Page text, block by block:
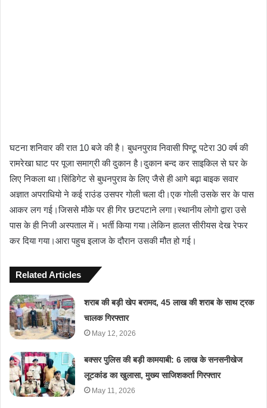
घटना शनिवार की रात 10 बजे की है। बुधनपुराव निवासी पिण्टू पटेरा 30 वर्ष की
रामरेखा घाट पर पूजा समाग्री की दुकान है।दुकान बन्द कर साइकिल से घर के
लिए निकला था।सिंडिगेट से बुधनपुराव के लिए जैसे ही आगे बढ़ा बाइक सवार
अज्ञात अपराधियो ने कई राउंड उसपर गोली चला दी।एक गोली उसके सर के पास
आकर लग गई।जिससे मौके पर ही गिर छटपटाने लगा।स्थानीय लोगो द्वारा उसे
पास के ही निजी अस्पताल में। भर्ती किया गया।लेकिन हालत सीरीयस देख रेफर
कर दिया गया।आरा पहुच इलाज के दौरान उसकी मौत हो गई।
Related Articles
शराब की बड़ी खेप बरामद, 45 लाख की शराब के साथ ट्रक
चालक गिरफ्तार
May 12, 2026
बक्सर पुलिस की बड़ी कामयाबी: 6 लाख के सनसनीखेज
लूटकांड का खुलासा, मुख्य साजिशकर्ता गिरफ्तार
May 11, 2026